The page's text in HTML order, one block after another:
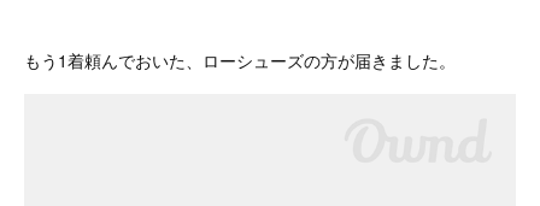
もう1着頼んでおいた、ローシューズの方が届きました。